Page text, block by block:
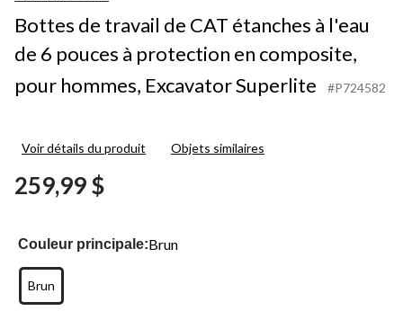
Bottes de travail de CAT étanches à l'eau
de 6 pouces à protection en composite,
pour hommes, Excavator Superlite
#P724582
Voir détails du produit Objets similaires
259,99 $
Couleur principale:Brun
Brun